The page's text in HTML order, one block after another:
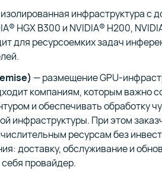
инфраструктура с
HGX B300 и NVIDIA® H200,
для ресурсоемких задач
— размещение GPU-
компаниям, которым важно
и обеспечивать обработку
инфраструктуры. При этом
ресурсам без
доставку, обслуживание и
провайдер.